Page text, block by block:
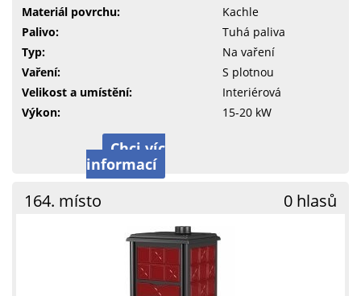
Materiál povrchu:
Kachle
Palivo:
Tuhá paliva
Typ:
Na vaření
Vaření:
S plotnou
Velikost a umístění:
Interiérová
Výkon:
15-20 kW
Chci víc
informací
164. místo 0 hlasů